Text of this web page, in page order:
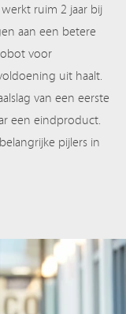
ruim 2 jaar bij
aan een betere
voor
uit haalt.
van een eerste
een eindproduct.
pijlers in